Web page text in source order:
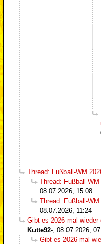
Thread: Fußball-WM
Thread: Fußball-
08.07.2026, 15:08
Thread: Fußball-
08.07.2026, 11:24
Gibt es 2026 mal
Kutte92- 08.07.2026,
Gibt es 2026 mal